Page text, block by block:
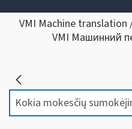
VMI Machine
VMI Машинний